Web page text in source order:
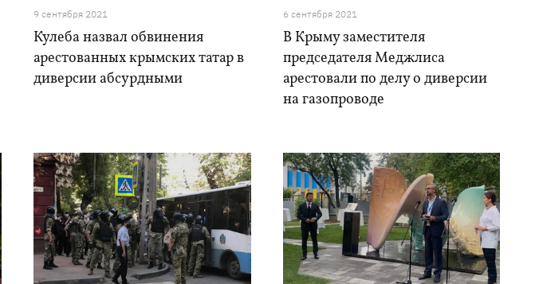
9 сентября 2021
Кулеба назвал обвинения
арестованных крымских татар в
диверсии абсурдными
6 сентября 2021
В Крыму заместителя
председателя Меджлиса
арестовали по делу о диверсии
на газопроводе